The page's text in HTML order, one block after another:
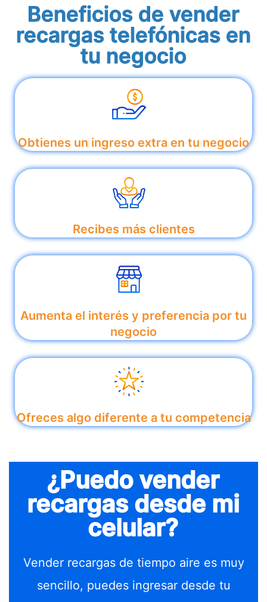
Beneficios de vender
recargas telefónicas en
tu negocio
Obtienes un ingreso extra en tu negocio
Recibes más clientes
Aumenta el interés y preferencia por tu
negocio
Ofreces algo diferente a tu competencia
¿Puedo vender
recargas desde mi
celular?
Vender recargas de tiempo aire es muy
sencillo, puedes ingresar desde tu